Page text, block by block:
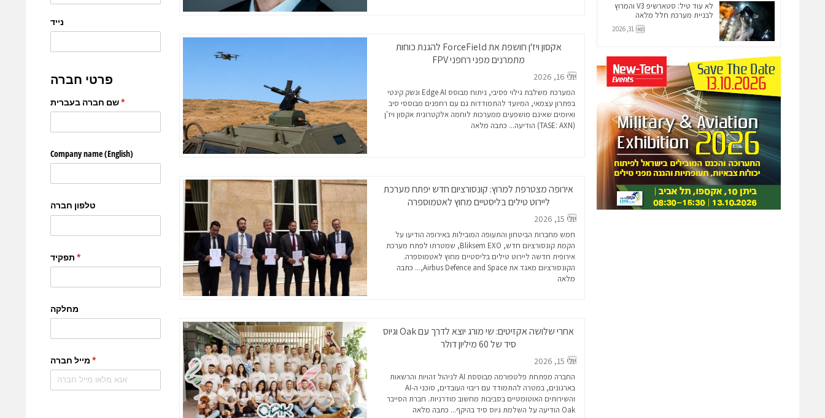
אקסון ויז'ן חושפת את ForceField להגנת כוחות
מתמרנים מפני רחפני FPV
יולי 16, 2026
המערכת משלבת גילוי פסיבי, ניתוח מבוסס Edge AI ונשק קינטי
בפתרון עצמאי, המיועד להתמודדות גם עם רחפנים מבוססי סיב
ואיומים שאינם מושפעים ממערכות לוחמה אלקטרונית אקסון ויז'ן
(TASE: AXN) הודיעה...
כתבה מלאה
אירופה מצטרפת למרוץ: קונסורציום חדש יפתח מערכת
ליירוט טילים בליסטיים מחוץ לאטמוספרה
יולי 15, 2026
חמש מחברות הביטחון והתעופה המובילות באירופה הודיעו על
הקמת קונסורציום חדש, Bliksem EXO, שמטרתו לפתח מערכת
אירופית חדשה ליירוט טילים בליסטיים מחוץ לאטמוספרה.
הקונסורציום מאגד את Airbus Defence and Space,...
כתבה
מלאה
אחרי שלושה אקזיטים: שי מורג יוצא לדרך עם Oak וגיוס
סיד של 60 מיליון דולר
יולי 15, 2026
החברה מפתחת פלטפורמה מבוססת AI לניהול זהויות והרשאות
בארגונים, במטרה להתמודד עם ריבוי העובדים, סוכני ה-AI
והשירותים האוטומטיים בסביבות מחשוב מודרניות. חברת הסייבר
Oak הודיעה על השלמת גיוס סיד בהיקף...
כתבה מלאה
לא עוד טיל: סטארשיפ V3 והמרוץ
לבניית מערכת חלל מלאה
מאי 31, 2026